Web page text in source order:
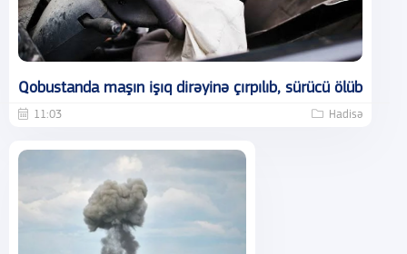
Qobustanda maşın işıq dirəyinə çırpılıb, sürücü ölüb
11:03 Hadisə